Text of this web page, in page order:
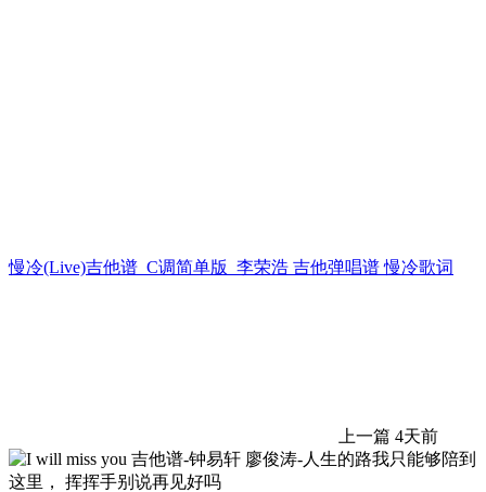
慢冷(Live)吉他谱_C调简单版_李荣浩 吉他弹唱谱 慢冷歌词
上一篇 4天前